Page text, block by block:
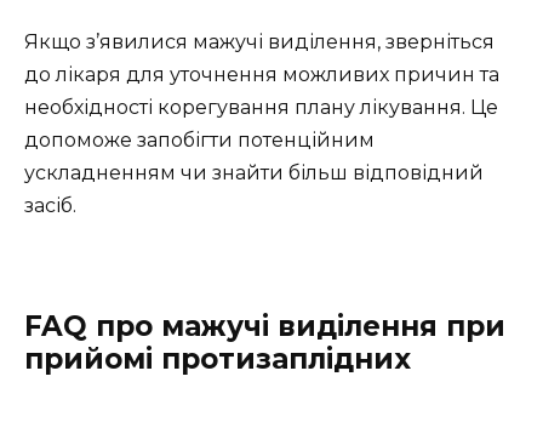
Якщо з’явилися мажучі виділення, зверніться
до лікаря для уточнення можливих причин та
необхідності корегування плану лікування. Це
допоможе запобігти потенційним
ускладненням чи знайти більш відповідний
засіб.
FAQ про мажучі виділення при
прийомі протизаплідних